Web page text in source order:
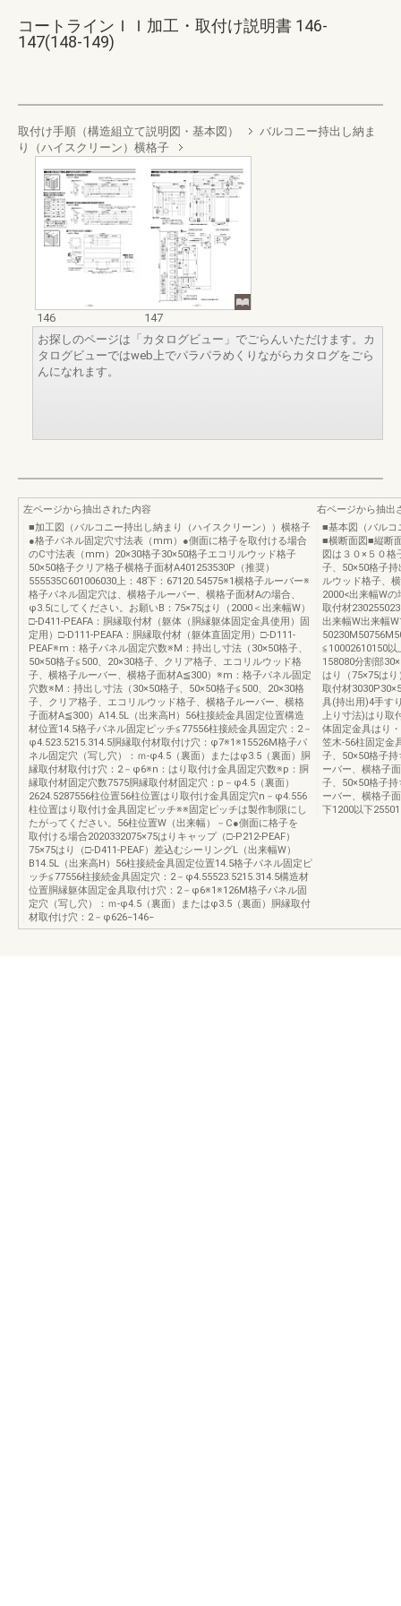
コートラインＩＩ加工・取付け説明書 146-
147(148-149)
取付け手順（構造組立て説明図・基本図）
バルコニー持出し納ま
り（ハイスクリーン）横格子
146
147
お探しのページは「カタログビュー」でごらんいただけます。カ
タログビューではweb上でパラパラめくりながらカタログをごら
んになれます。
左ページから抽出された内容
■加工図（バルコニー持出し納まり（ハイスクリーン））横格子
●格子パネル固定穴寸法表（mm）●側面に格子を取付ける場合
のC寸法表（mm）20×30格子30×50格子エコリルウッド格子
50×50格子クリア格子横格子面材A401253530P（推奨）
555535C601006030上：48下：67120.54575※1横格子ルーバー※
格子パネル固定穴は、横格子ルーバー、横格子面材Aの場合、
φ3.5にしてください。お願いB：75×75はり（2000＜出来幅W）
□-D411-PEAFA：胴縁取付材（躯体（胴縁躯体固定金具使用）固
定用）□-D111-PEAFA：胴縁取付材（躯体直固定用）□-D111-
PEAF※m：格子パネル固定穴数※M：持出し寸法（30×50格子、
50×50格子≦500、20×30格子、クリア格子、エコリルウッド格
子、横格子ルーバー、横格子面材A≦300）※m：格子パネル固定
穴数※M：持出し寸法（30×50格子、50×50格子≦500、20×30格
子、クリア格子、エコリルウッド格子、横格子ルーバー、横格
子面材A≦300）A14.5L（出来高H）56柱接続金具固定位置構造
材位置14.5格子パネル固定ピッチ≦77556柱接続金具固定穴：2－
φ4.523.5215.314.5胴縁取付材取付け穴：φ7※1※15526M格子パ
ネル固定穴（写し穴）：ｍ-φ4.5（裏面）またはφ3.5（裏面）胴
縁取付材取付け穴：2－φ6※n：はり取付け金具固定穴数※p：胴
縁取付材固定穴数7575胴縁取付材固定穴：p－φ4.5（裏面）
2624.5287556柱位置56柱位置はり取付け金具固定穴n－φ4.556
柱位置はり取付け金具固定ピッチ※※固定ピッチは製作制限にし
たがってください。56柱位置W（出来幅）－C●側面に格子を
取付ける場合2020332075×75はりキャップ（□-P212-PEAF）
75×75はり（□-D411-PEAF）差込むシーリングL（出来幅W）
B14.5L（出来高H）56柱接続金具固定位置14.5格子パネル固定ピ
ッチ≦77556柱接続金具固定穴：2－φ4.55523.5215.314.5構造材
位置胴縁躯体固定金具取付け穴：2－φ6※1※126M格子パネル固
定穴（写し穴）：ｍ-φ4.5（裏面）またはφ3.5（裏面）胴縁取付
材取付け穴：2－φ626−146−
右ページから抽出
■基本図（バルコ
■横断面図■縦断
図は３０×５０格
子、50×50格子
ルウッド格子、
2000<出来幅W
取付材
出来幅W出来幅
≦10002610150以
158080分割部
はり（75×75は
取付材
具(持出用)4手す
上り寸法)はり取
体固定金具はり
笠木-56柱固定金
子、50×50格子
ーバー、横格子
子、50×50格子
ーバー、横格子
下1200以下